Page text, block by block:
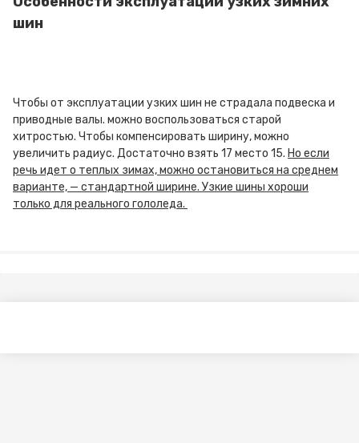
шин
Чтобы от эксплуатации узких шин не страдала подвеска и
приводные валы. можно воспользоваться старой
хитростью. Чтобы компенсировать ширину, можно
увеличить радиус. Достаточно взять 17 место 15. Но если
речь идет о теплых зимах, можно остановиться на среднем
варианте, — стандартной ширине. Узкие шины хороши
только для реального гололеда.